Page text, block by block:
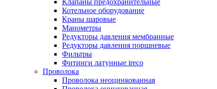
Клапаны предохранительные
Котельное оборудование
Краны шаровые
Манометры
Редукторы давления мембранные
Редукторы давления поршневые
Фильтры
Фитинги латунные ireco
Проволока
Проволока неоцинкованная